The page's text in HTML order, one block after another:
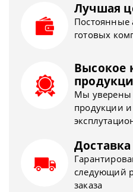
Лучшая
Постоянные
готовых
Высокое
Мы уверены
продукции
следующий
заказа